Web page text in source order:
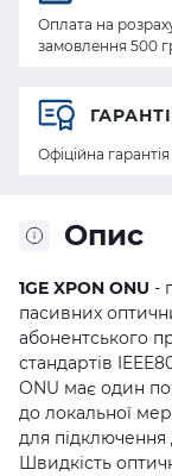
Опис
1GE XPON ONU -
пасивних
абонентського
стандартів
ONU має один
до локальної
для підключення
Швидкість
Оплата на
замовлення 500
Офіційна